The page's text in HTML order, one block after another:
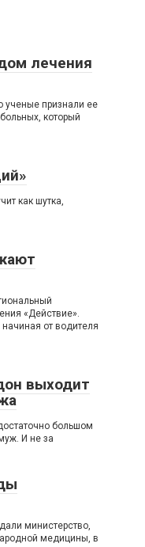
лечения
ученые признали ее
который
как шутка,
«Действие».
от водителя
выходит
большом
И не за
министерство,
медицины, в